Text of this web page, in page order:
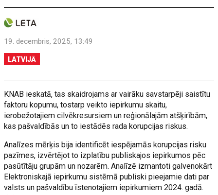
19. decembris, 2025, 13:49
LATVIJĀ
KNAB ieskatā, tas skaidrojams ar vairāku savstarpēji saistītu
faktoru kopumu, tostarp veikto iepirkumu skaitu,
ierobežotajiem cilvēkresursiem un reģionālajām atšķirībām,
kas pašvaldībās un to iestādēs rada korupcijas riskus.
Analīzes mērķis bija identificēt iespējamās korupcijas risku
pazīmes, izvērtējot to izplatību publiskajos iepirkumos pēc
pasūtītāju grupām un nozarēm. Analīzē izmantoti galvenokārt
Elektroniskajā iepirkumu sistēmā publiski pieejamie dati par
valsts un pašvaldību īstenotajiem iepirkumiem 2024. gadā.